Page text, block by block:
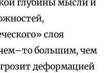
глубины мысли и
слоя
большим, чем
деформацией